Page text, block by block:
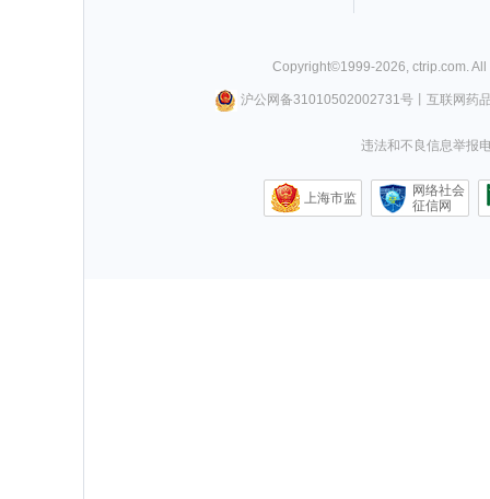
Copyright©1999-2026 ctrip.com .
沪公网备31010502002731号丨 互联网药
违法和不良信息举报
上海市监
网络社会
征信网